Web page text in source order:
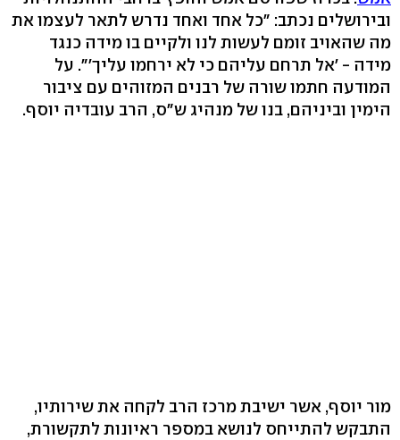
ובירושלים נכתב: "כל אחד ואחד נדרש לתאר לעצמו את
מה שהאויב זומם לעשות לנו ולקיים בו מידה כנגד
מידה - 'אל תרחם עליהם כי לא ירחמו עליך'". על
המודעה חתמו שורה של רבנים המזוהים עם ציבור
הימין וביניהם, בנו של מנהיג ש"ס, הרב עובדיה יוסף.
מור יוסף, אשר ישיבת מרכז הרב לקחה את שירותיו,
התבקש להתייחס לנושא במספר ראיונות לתקשורת,